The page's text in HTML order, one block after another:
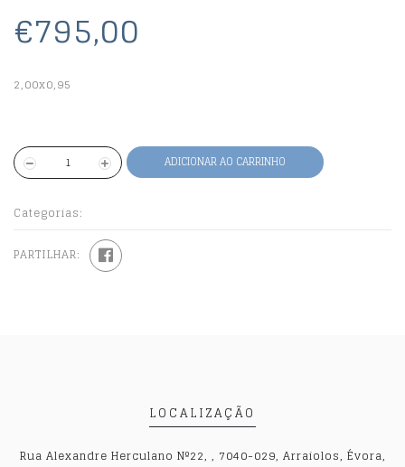
€795,00
2,00x0,95
ADICIONAR AO CARRINHO
Categorias:
PARTILHAR:
LOCALIZAÇÃO
Rua Alexandre Herculano Nº22, , 7040-029, Arraiolos, Évora,